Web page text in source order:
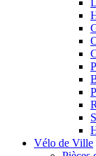
Vélo de Ville